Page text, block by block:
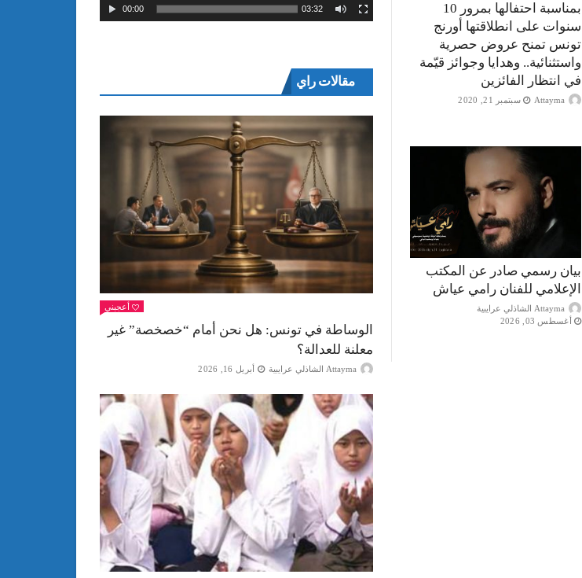
بمناسبة احتفالها بمرور 10
سنوات على انطلاقتها أورنج
تونس تمنح عروض حصرية
واستثنائية.. وهدايا وجوائز قيّمة
في انتظار الفائزين
Attayma سبتمبر 21, 2020
بيان رسمي صادر عن المكتب
الإعلامي للفنان رامي عياش
Attayma الشاذلي عرايبية
أغسطس 03, 2026
00:00 03:32
مقالات راي
أعجبني
الوساطة في تونس: هل نحن أمام “خصخصة” غير
معلنة للعدالة؟
Attayma الشاذلي عرايبية أبريل 16, 2026